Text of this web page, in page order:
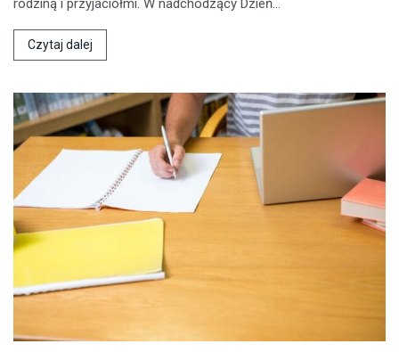
rodziną i przyjaciółmi. W nadchodzący Dzień…
Czytaj dalej